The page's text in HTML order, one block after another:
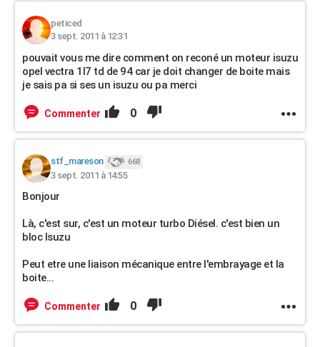
peticed
3 sept. 2011 à 12:31
pouvait vous me dire comment on reconé un moteur isuzu
opel vectra 1l7 td de 94 car je doit changer de boite mais
je sais pa si ses un isuzu ou pa merci
Commenter 0
stf_mareson 668
3 sept. 2011 à 14:55
Bonjour
Là, c'est sur, c'est un moteur turbo Diésel. c'est bien un
bloc Isuzu
Peut etre une liaison mécanique entre l'embrayage et la
boite...
Commenter 0